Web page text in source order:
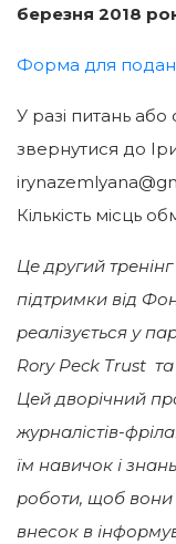
березня 2018
Форма для
У разі питань
звернутися до
Кількість місць
Це другий
підтримки від
реалізується у
Rory Peck Trust та
Цей дворічний
журналістів-
їм навичок і
роботи, щоб вони
внесок в